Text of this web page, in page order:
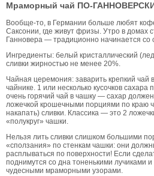
Мраморный чай ПО-
Вообще-то, в Германии больше любят
Саксонии, где живут фризы. Утро в домах
Ганновера — традиционно начинается со
Ингредиенты: белый кристаллический
сливки жирностью не менее 20%.
Чайная церемония: заварить крепкий
чайнике. 1 или несколько кусочков
очень горячий чай в чашку — сахар
ложечкой крошечными порциями по краю
накапать) сливки. Классика — это 2
«полукруг» чашки.
Нельзя лить сливки слишком большими
«сползания» по стенкам чашки: они
расплываться по поверхности! Если
поднимутся со дна тоненькими лучиками
чудесными мраморными узорами.